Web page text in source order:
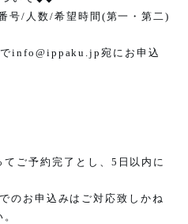
号/ 人数/希望時間 (第一・第二)
info@ippaku.jp宛にお申込
ご予約完了とし、 5 日以内に
でのお申込みはご対応致しかね